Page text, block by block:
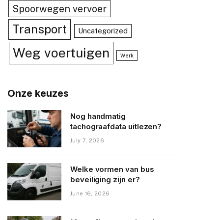
Spoorwegen vervoer
Transport Uncategorized
Weg voertuigen Werk
Onze keuzes
Nog handmatig
tachograafdata uitlezen?
July 7, 2026
Welke vormen van bus
beveiliging zijn er?
June 16, 2026